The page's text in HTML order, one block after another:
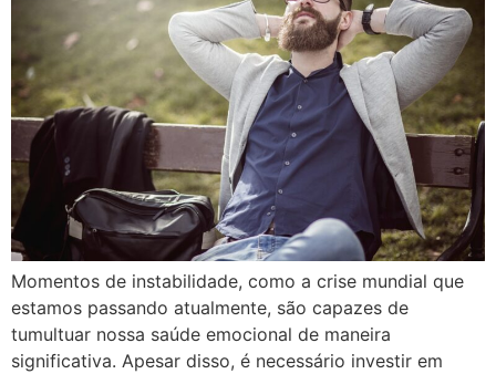
Momentos de instabilidade, como a crise mundial que
estamos passando atualmente, são capazes de
tumultuar nossa saúde emocional de maneira
significativa. Apesar disso, é necessário investir em